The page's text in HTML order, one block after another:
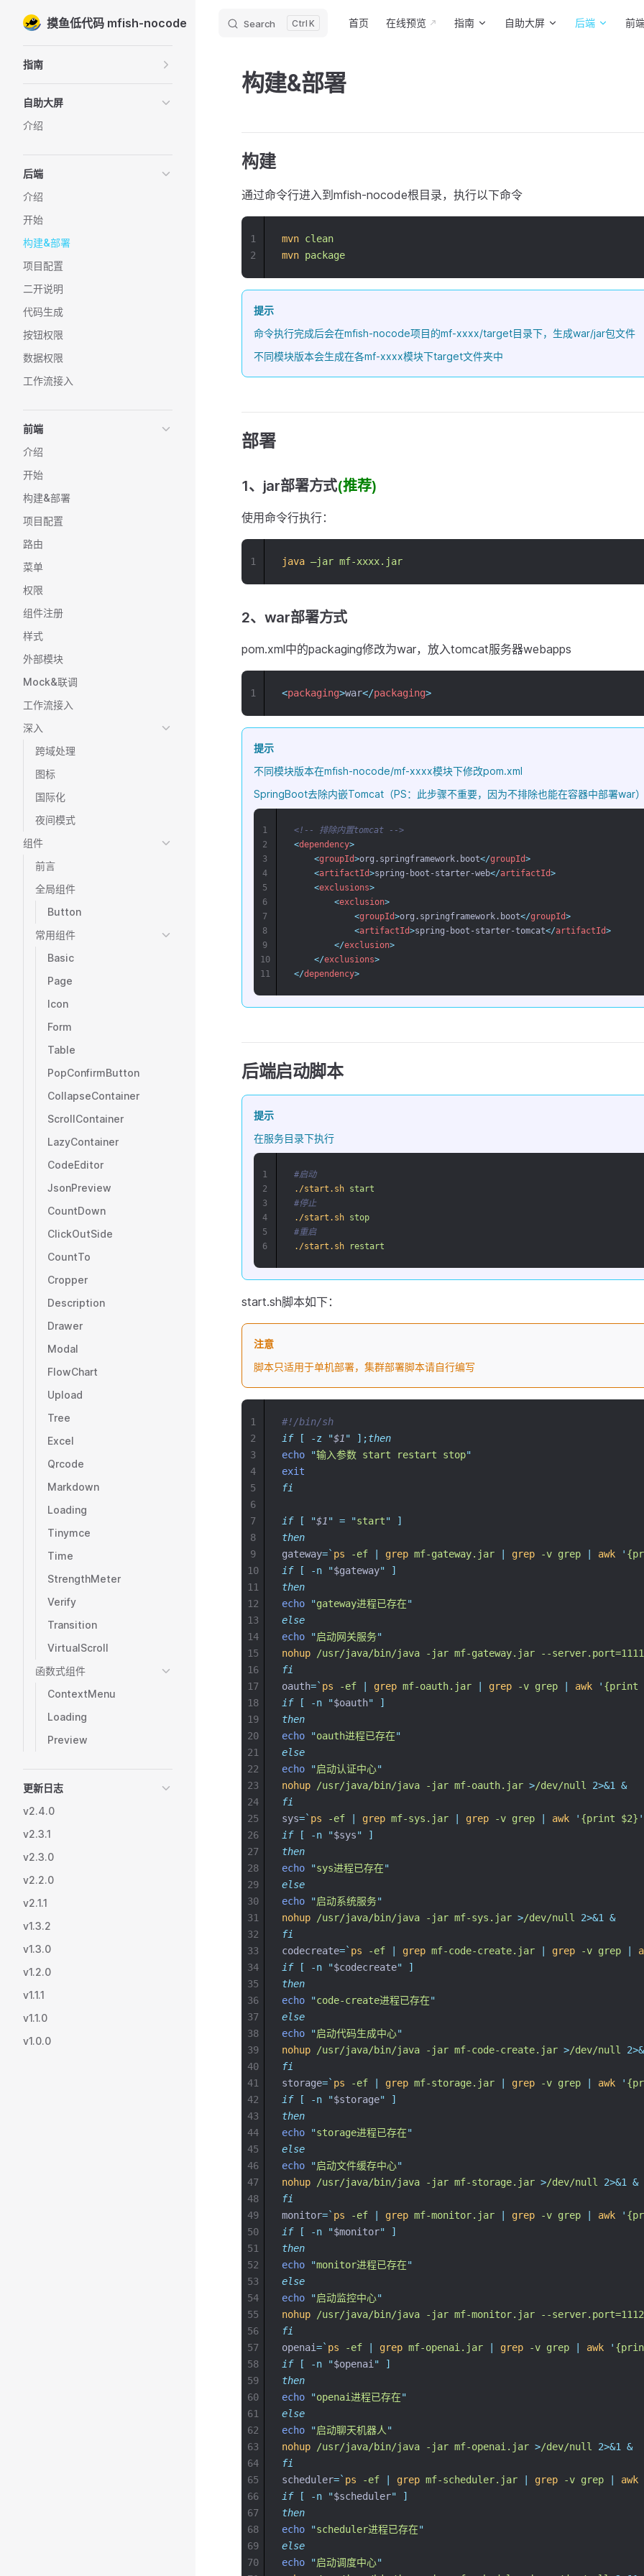
Skip to content
摸鱼低代码 mfish-nocode Search K 首页 在线预览 指南 自助大屏 后端 前
指南
自助大屏
介绍
后端
介绍
开始
构建&部署
项目配置
二开说明
代码生成
按钮权限
数据权限
工作流接入
前端
介绍
开始
构建&部署
项目配置
路由
菜单
权限
组件注册
样式
外部模块
Mock&联调
工作流接入
深入
跨域处理
图标
国际化
夜间模式
组件
前言
全局组件
Button
常用组件
Basic
Page
Icon
Form
Table
PopConfirmButton
CollapseContainer
ScrollContainer
LazyContainer
CodeEditor
JsonPreview
CountDown
ClickOutSide
CountTo
Cropper
Description
Drawer
Modal
FlowChart
Upload
Tree
Excel
Qrcode
Markdown
Loading
Tinymce
Time
StrengthMeter
Verify
Transition
VirtualScroll
函数式组件
ContextMenu
Loading
Preview
更新日志
v2.4.0
v2.3.1
v2.3.0
v2.2.0
v2.1.1
v1.3.2
v1.3.0
v1.2.0
v1.1.1
v1.1.0
v1.0.0
构建&部署
构建
通过命令行进入到mfish-nocode根目录，执行以下命令
mvn clean
mvn package
1
2
提示
命令执行完成后会在mfish-nocode项目的mf-xxxx/target目录下，生成war/jar包文件
不同模块版本会生成在各mf-xxxx模块下target文件夹中
部署
1、jar部署方式(推荐)
使用命令行执行：
java –jar mf-xxxx.jar
1
2、war部署方式
pom.xml中的packaging修改为war，放入tomcat服务器webapps
<packaging>war</packaging>
1
提示
不同模块版本在mfish-nocode/mf-xxxx模块下修改pom.xml
SpringBoot去除内嵌Tomcat（PS：此步骤不重要，因为不排除也能在容器中部署war
<!-- 排除内置tomcat -->
<dependency>
<groupId>org.springframework.boot</groupId>
<artifactId>spring-boot-starter-web</artifactId>
<exclusions>
<exclusion>
<groupId>org.springframework.boot</groupId>
<artifactId>spring-boot-starter-tomcat</artifactId>
</exclusion>
</exclusions>
</dependency>
1
2
3
4
5
6
7
8
9
10
11
后端启动脚本
提示
在服务目录下执行
#启动
./start.sh start
#停止
./start.sh stop
#重启
./start.sh
restart
1
2
3
4
5
6
start.sh脚本如下：
注意
脚本只适用于单机部署，集群部署脚本请自行编写
#!/bin/sh
if
[ -z "$1" ];then
echo
"输入参数 start restart stop"
exit
fi
if [ "$1" = "start"
]
then
gateway=` ps -ef grep mf-gateway.jar grep -v grep awk '
if
[ -n "$gateway"
]
then
echo
"gateway进程已存在"
else
echo
"启动网关服务"
nohup
/usr/java/bin/java -jar mf-gateway.jar
--
fi
oauth=` ps -ef grep mf-oauth.jar grep -v grep awk ' {print
if
[ -n "$oauth"
]
then
echo
"oauth进程已存在"
else
echo
"启动认证中心"
nohup
/usr/java/bin/java -jar mf-oauth.jar >/dev/null 2>&1
&
fi
sys=` ps -ef grep mf-sys.jar grep -v grep awk ' {print $2}
if
[ -n "$sys"
]
then
echo
"sys进程已存在"
else
echo
"启动系统服务"
nohup
/usr/java/bin/java -jar mf-sys.jar >/dev/null 2>&1
&
fi
codecreate=` ps -ef grep mf-code-create.jar grep -v grep
if
[ -n "$codecreate"
]
then
echo
"code-create进程已存在"
else
echo
"启动代码生成中心"
nohup
/usr/java/bin/java -jar mf-code-create.jar >/dev/null
fi
storage=` ps -ef grep mf-storage.jar grep -v grep awk '
if
[ -n "$storage"
]
then
echo
"storage进程已存在"
else
echo
"启动文件缓存中心"
nohup
/usr/java/bin/java -jar mf-storage.jar >/dev/null 2>&1
&
fi
monitor=` ps -ef grep mf-monitor.jar grep -v grep awk '
if
[ -n "$monitor"
]
then
echo
"monitor进程已存在"
else
echo
"启动监控中心"
nohup
/usr/java/bin/java -jar mf-monitor.jar
--
fi
openai=` ps -ef grep mf-openai.jar grep -v grep awk '
if
[ -n "$openai "
]
then
echo
"openai进程已存在"
else
echo
"启动聊天机器人 "
nohup
/usr/java/bin/java -jar mf-openai.jar >/dev/null 2>&1
&
fi
scheduler=` ps -ef grep mf-scheduler.jar grep -v grep
awk
if
[ -n "$scheduler"
]
then
echo
"scheduler进程已存在"
else
echo
"启动调度中心"
1
2
3
4
5
6
7
8
9
10
11
12
13
14
15
16
17
18
19
20
21
22
23
24
25
26
27
28
29
30
31
32
33
34
35
36
37
38
39
40
41
42
43
44
45
46
47
48
49
50
51
52
53
54
55
56
57
58
59
60
61
62
63
64
65
66
67
68
69
70